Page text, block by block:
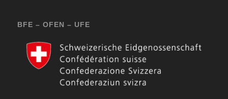
BFE – OFEN – UFE